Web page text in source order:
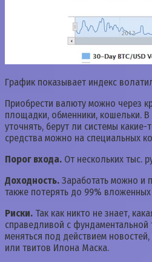
График показывает индекс
Приобрести валюту можно через
площадки, обменники, кошельки.
уточнять, берут ли системы какие-
средства можно на специальных
Порог входа. От нескольких тыс.
Доходность. Заработать можно и
также потерять до 99% вложенных
Риски. Так как никто не знает,
справедливой с фундаментальной
меняться под действием
или твитов Илона Маска.